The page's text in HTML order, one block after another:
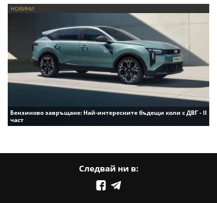
НОВИНИ
Бензиново завръщане: Най-интересните бъдещи коли с ДВГ - II
част
Следвай ни в: